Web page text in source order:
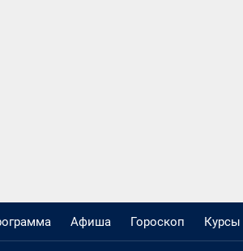
Афиша Гороскоп